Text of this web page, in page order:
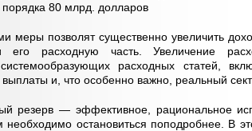
80 млрд. долларов
меры позволят существенно увеличить
его расходную часть. Увеличение
расходных статей,
и, что особенно важно, реальный
резерв — эффективное, рациональное
остановиться поподробнее. В